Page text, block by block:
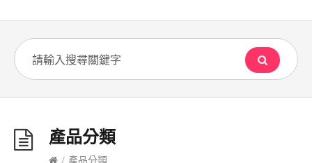
產品分類
/ 產品分類